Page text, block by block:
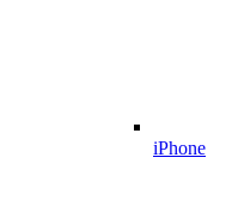
iPhone